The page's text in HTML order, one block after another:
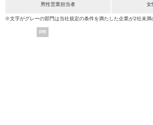
男性営業担当者 女
※文字がグレーの部門は当社規定の条件を満たした企業が2社未満
PR